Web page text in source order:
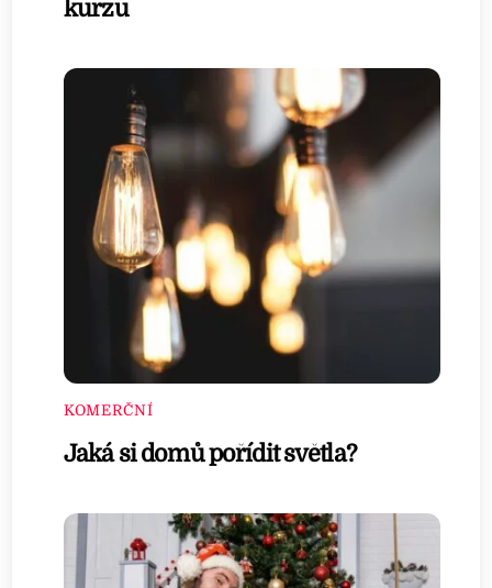
kurzu
KOMERČNÍ
Jaká si domů pořídit světla?